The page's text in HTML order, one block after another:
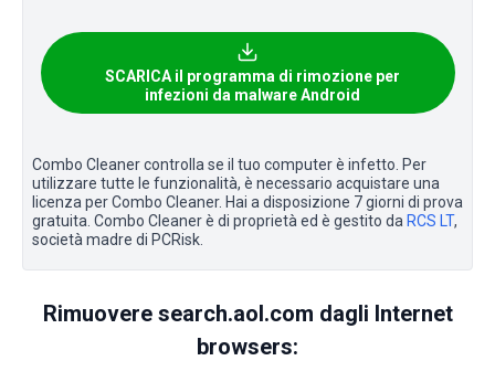
SCARICA il programma di rimozione per
infezioni da malware Android
Combo Cleaner controlla se il tuo computer è infetto. Per
utilizzare tutte le funzionalità, è necessario acquistare una
licenza per Combo Cleaner. Hai a disposizione 7 giorni di prova
gratuita. Combo Cleaner è di proprietà ed è gestito da RCS LT,
società madre di PCRisk.
Rimuovere search.aol.com dagli Internet
browsers: